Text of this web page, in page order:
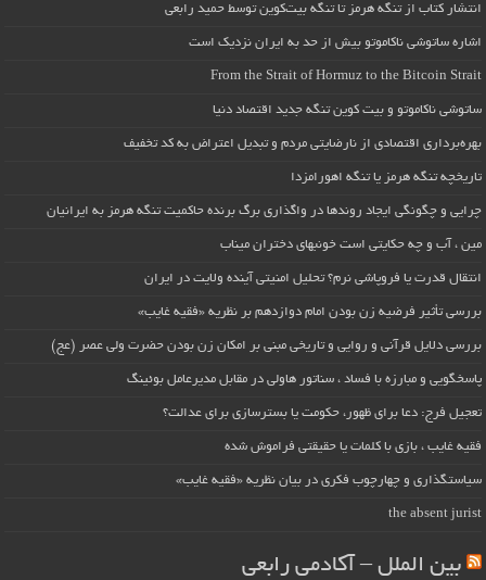
انتشار کتاب از تنگه هرمز تا تنگه بیت‌کوین توسط حمید رابعی
اشاره ساتوشی ناکاموتو بیش از حد به ایران نزدیک است
From the Strait of Hormuz to the Bitcoin Strait
ساتوشی ناکاموتو و بیت کوین تنگه جدید اقتصاد دنیا
بهره‌برداری اقتصادی از نارضایتی مردم و تبدیل اعتراض به کد تخفیف
تاریخچه تنگه هرمز یا تنگه اهورامزدا
چرایی و چگونگی ایجاد روندها در واگذاری برگ برنده حاکمیت تنگه هرمز به ایرانیان
مین ، آب و چه حکایتی است خونبهای دختران میناب
انتقال قدرت یا فروپاشی نرم؟ تحلیل امنیتی آینده ولایت در ایران
بررسی تأثیر فرضیه زن بودن امام دوازدهم بر نظریه «فقیه غایب»
بررسی دلایل قرآنی و روایی و تاریخی مبنی بر امکان زن بودن حضرت ولی عصر (عج)
پاسخگویی و مبارزه با فساد ، سناتور هاولی در مقابل مدیرعامل بوئینگ
تعجیل فرج: دعا برای ظهور، حکومت یا بسترسازی برای عدالت؟
فقیه غایب ، بازی با کلمات یا حقیقتی فراموش شده
سیاستگذاری و چهارچوب فکری در بیان نظریه «فقیه غایب»
the absent jurist
بین الملل – آکادمی رابعی